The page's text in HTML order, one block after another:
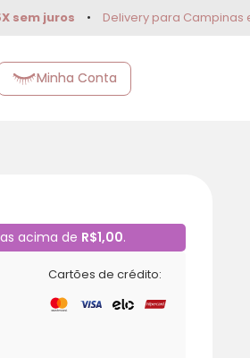
• Delivery para Campinas e
Minha Conta
acima de R$1,00.
Cartões de crédito: